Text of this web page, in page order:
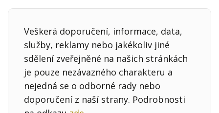
Veškerá doporučení, informace, data,
služby, reklamy nebo jakékoliv jiné
sdělení zveřejněné na našich stránkách
je pouze nezávazného charakteru a
nejedná se o odborné rady nebo
doporučení z naší strany. Podrobnosti